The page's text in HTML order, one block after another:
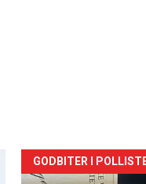
Forsiden
GODBITER I